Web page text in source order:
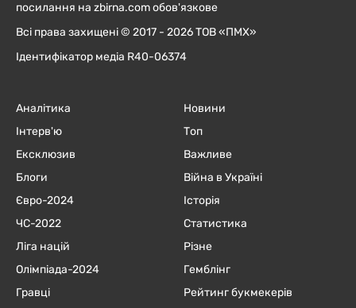
посилання на zbirna.com обов'язкове
Всі права захищені © 2017 - 2026 ТОВ «ПМХ»
Ідентифікатор медіа R40-06374
Аналітика
Інтерв'ю
Ексклюзив
Блоги
Євро-2024
ЧC-2022
Ліга націй
Олімпіада-2024
Гравці
Новини
Топ
Важливе
Війна в Україні
Історія
Статистика
Різне
Гемблінг
Рейтинг букмекерів